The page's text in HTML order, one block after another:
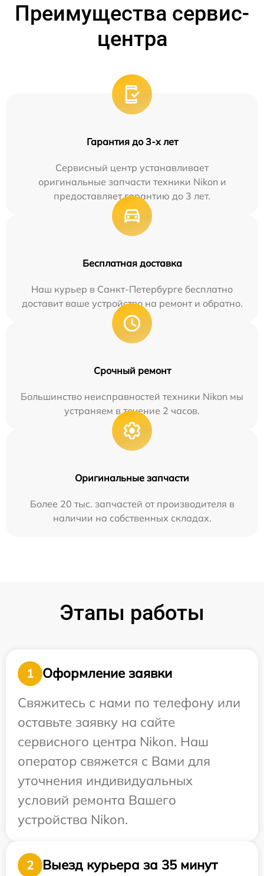
Преимущества сервис-
центра
Гарантия до 3-х лет
Сервисный центр устанавливает
оригинальные запчасти техники Nikon и
предоставляет гарантию до 3 лет.
Бесплатная доставка
Наш курьер в Санкт-Петербурге бесплатно
доставит ваше устройство на ремонт и обратно.
Срочный ремонт
Большинство неисправностей техники Nikon мы
устраняем в течение 2 часов.
Оригинальные запчасти
Более 20 тыс. запчастей от производителя в
наличии на собственных складах.
Этапы работы
1
Оформление заявки
Свяжитесь с нами по телефону или
оставьте заявку на сайте
сервисного центра Nikon. Наш
оператор свяжется с Вами для
уточнения индивидуальных
условий ремонта Вашего
устройства Nikon.
2 Выезд курьера за 35 минут